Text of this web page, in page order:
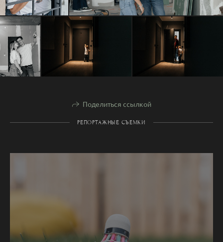
Поделиться ссылкой
РЕПОРТАЖНЫЕ СЪЕМКИ